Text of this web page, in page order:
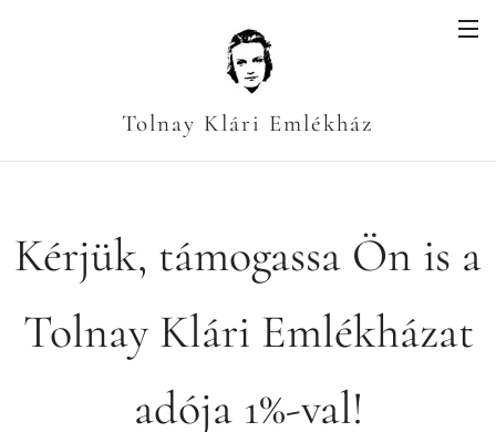
Tolnay Klári Emlékház
Kérjük, támogassa Ön is a
Tolnay Klári Emlékházat
adója 1%-val!